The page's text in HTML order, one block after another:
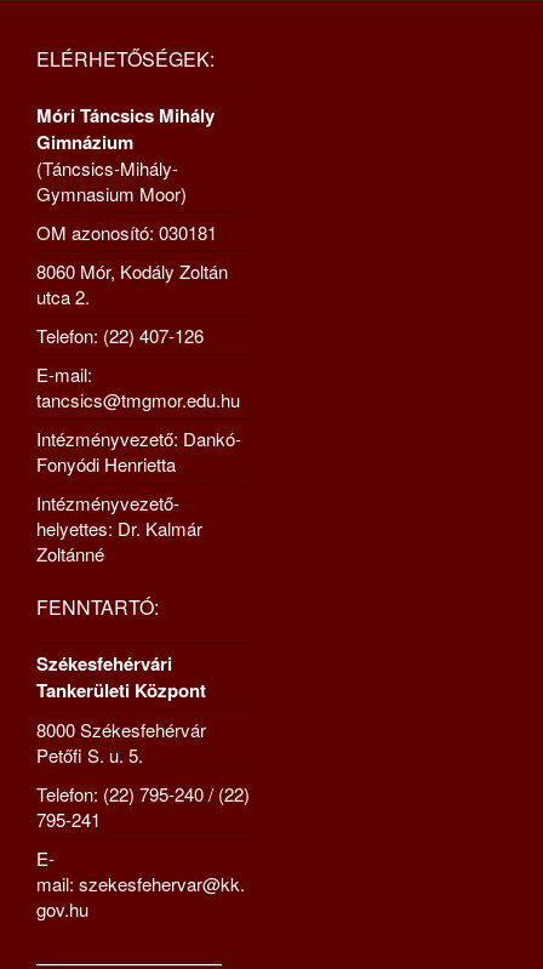
ELÉRHETŐSÉGEK:
Móri Táncsics Mihály
Gimnázium
(Táncsics-Mihály-
Gymnasium Moor)
OM azonosító: 030181
8060 Mór, Kodály Zoltán
utca 2.
Telefon: (22) 407-126
E-mail:
tancsics@tmgmor.edu.hu
Intézményvezető: Dankó-
Fonyódi Henrietta
Intézményvezető-
helyettes: Dr. Kalmár
Zoltánné
FENNTARTÓ:
Székesfehérvári
Tankerületi Központ
8000 Székesfehérvár
Petőfi S. u. 5.
Telefon: (22) 795-240 / (22)
795-241
E-
mail: szekesfehervar@kk.
gov.hu
—————————–